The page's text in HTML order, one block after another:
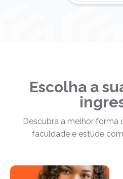
Escolha a
Descubra a melhor forma
faculdade e estude